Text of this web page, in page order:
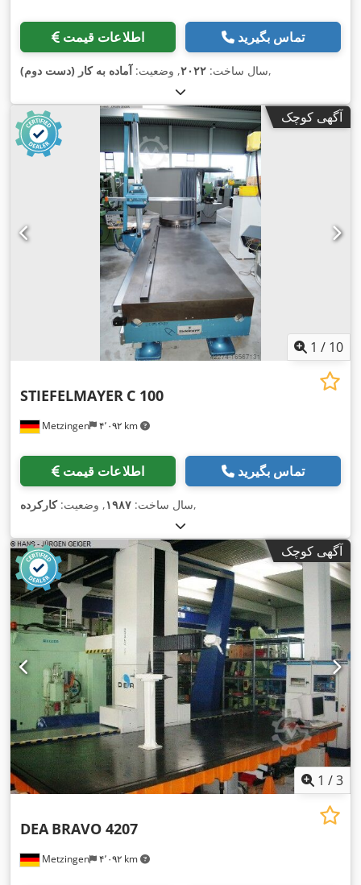
اطلاعات قیمت تماس بگیرید
سال ساخت: ۲۰۲۲, وضعیت: آماده به کار (دست دوم) ,
آگهی کوچک
1 / 10
Metzingen ۴٬۰۹۲ km
STIEFELMAYER C 100
اطلاعات قیمت تماس بگیرید
سال ساخت: ۱۹۸۷, وضعیت:کارکرده ,
آگهی کوچک
1 /3
Metzingen ۴٬۰۹۲ km
DEA BRAVO 4207